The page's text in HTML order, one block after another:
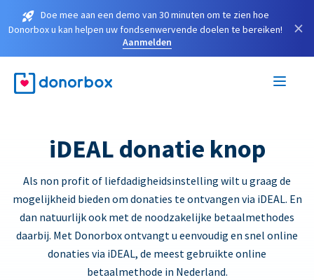
Doe mee aan een demo van 30 minuten om te zien hoe
Donorbox u kan helpen uw fondsenwervende doelen te bereiken!
Aanmelden
×
iDEAL donatie knop
Als non profit of liefdadigheidsinstelling wilt u graag de
mogelijkheid bieden om donaties te ontvangen via iDEAL. En
dan natuurlijk ook met de noodzakelijke betaalmethodes
daarbij. Met Donorbox ontvangt u eenvoudig en snel online
donaties via iDEAL, de meest gebruikte online
betaalmethode in Nederland.